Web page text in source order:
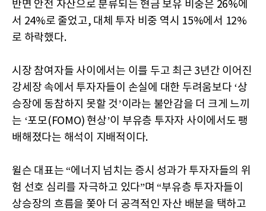
반면 안전 자산으로 분류되는 현금 보유 비중은 26%에
서 24%로 줄었고, 대체 투자 비중 역시 15%에서 12%
로 하락했다.
시장 참여자들 사이에서는 이를 두고 최근 3년간 이어진
강세장 속에서 투자자들이 손실에 대한 두려움보다 ‘상
승장에 동참하지 못할 것’이라는 불안감을 더 크게 느끼
는 ‘포모(FOMO) 현상’이 부유층 투자자 사이에서도 팽
배해졌다는 해석이 지배적이다.
윌슨 대표는 “에너지 넘치는 증시 성과가 투자자들의 위
험 선호 심리를 자극하고 있다”며 “부유층 투자자들이
상승장의 흐름을 쫓아 더 공격적인 자산 배분을 택하고